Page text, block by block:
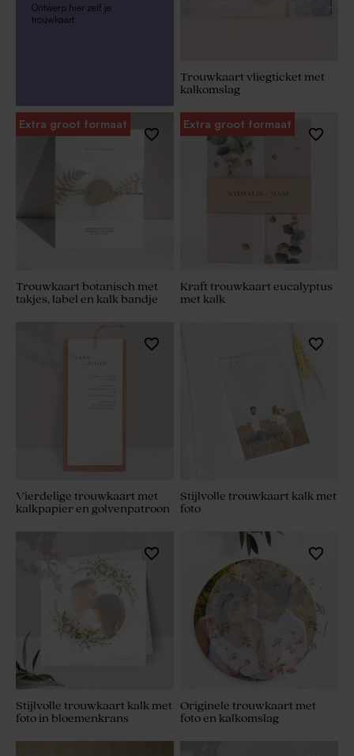
Ontwerp hier zelf je
trouwkaart.
Trouwkaart vliegticket met
kalkomslag
Extra groot formaat
Trouwkaart botanisch met
takjes, label en kalk bandje
Extra groot formaat
Kraft trouwkaart eucalyptus
met kalk
Vierdelige trouwkaart met
kalkpapier en golvenpatroon
Stijlvolle trouwkaart kalk met
foto
Stijlvolle trouwkaart kalk met
foto in bloemenkrans
Originele trouwkaart met
foto en kalkomslag